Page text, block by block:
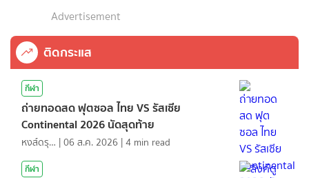
Advertisement
ติดกระแส
กีฬา
ถ่ายทอดสด ฟุตซอล ไทย VS รัสเซีย
Continental 2026 นัดสุดท้าย
หงส์ดรุณ |06 ส.ค. 2026 |4 min read
กีฬา